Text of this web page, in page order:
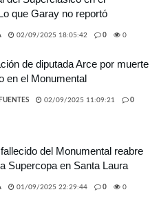
que Garay no reportó
02/09/2025 18:05:42 0 0
de diputada Arce por muerte
en el Monumental
02/09/2025 11:09:21 0
del Monumental reabre
Supercopa en Santa Laura
01/09/2025 22:29:44 0 0